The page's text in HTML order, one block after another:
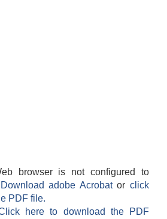
browser is not configured to
Download adobe Acrobatorclick
PDF file.
here to download the PDF